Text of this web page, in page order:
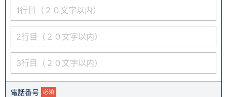
電話番号 必須